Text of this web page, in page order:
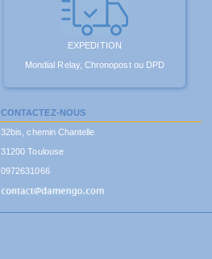
EXPEDITION
Mondial Relay, Chronopost ou DPD
CONTACTEZ-NOUS
32bis, chemin Chantelle
31200 Toulouse
0972631066